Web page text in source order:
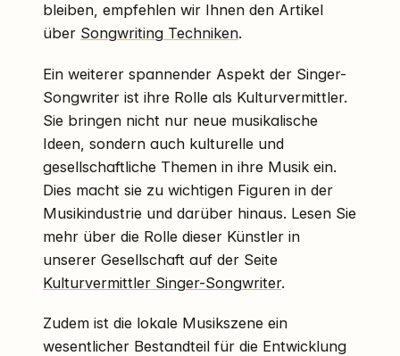
bleiben, empfehlen wir Ihnen den Artikel
über Songwriting Techniken.
Ein weiterer spannender Aspekt der Singer-
Songwriter ist ihre Rolle als Kulturvermittler.
Sie bringen nicht nur neue musikalische
Ideen, sondern auch kulturelle und
gesellschaftliche Themen in ihre Musik ein.
Dies macht sie zu wichtigen Figuren in der
Musikindustrie und darüber hinaus. Lesen Sie
mehr über die Rolle dieser Künstler in
unserer Gesellschaft auf der Seite
Kulturvermittler Singer-Songwriter.
Zudem ist die lokale Musikszene ein
wesentlicher Bestandteil für die Entwicklung